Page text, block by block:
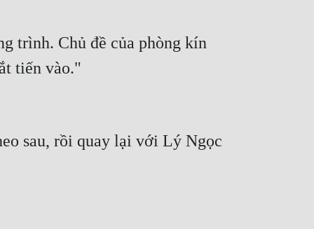
trình. Chủ đề của phòng kín
tiến vào."
sau, rồi quay lại với Lý Ngọc